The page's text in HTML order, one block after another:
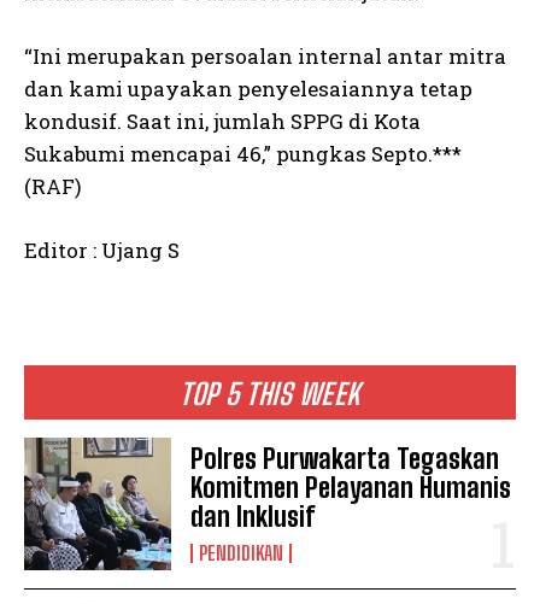
TOP 5 THIS WEEK
Polres Purwakarta Tegaskan
Komitmen Pelayanan Humanis
dan Inklusif
PENDIDIKAN
“Ini merupakan persoalan internal antar mitra
dan kami upayakan penyelesaiannya tetap
kondusif. Saat ini, jumlah SPPG di Kota
Sukabumi mencapai 46,” pungkas Septo.***
(RAF)
Editor : Ujang S